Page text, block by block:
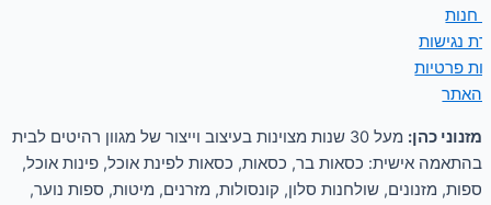
חנות
נגישות
פרטיות
האתר
מזנוני כהן:
מעל 30 שנות מצוינות בעיצוב וייצור של מגוון רהיטים לבית
בהתאמה אישית: כסאות בר, כסאות, כסאות לפינת אוכל, פינות אוכל,
ספות, מזנונים, שולחנות סלון, קונסולות, מזרנים, מיטות, ספות נוער,